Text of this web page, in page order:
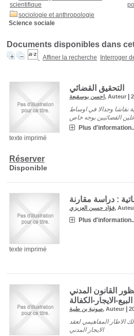
scientifique
sociologie et anthropologie
Science sociale
Documents disponibles dans
Affiner la recherche Interroger
texte imprimé
التحقيق القضائي
احسن بوسقيعة, Auteur |
نقاشا وجدالا في اوساط
Plus
Réserver
Disponible
texte imprimé
: دراسة مقارنة
فؤاد حسين العزيزي,
Plus
القانون المدني
الايجار-الكفالة
صونية بن طيبة, Auteur |
الاطار المفاهيمي لعقد
الايجار المدني
36°C
14:00
36°C
15:00 16:00